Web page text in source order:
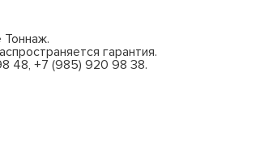
Тоннаж.
гарантия.
48, +7 (985) 920 98 38.